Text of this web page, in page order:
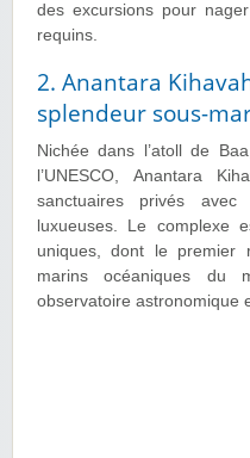
des excursions pour
requins.
2. Anantara
splendeur sous-
Nichée dans l’atoll de
l’UNESCO, Anantara
sanctuaires privés
luxueuses. Le complexe
uniques, dont le premier
marins océaniques du
observatoire astronomique